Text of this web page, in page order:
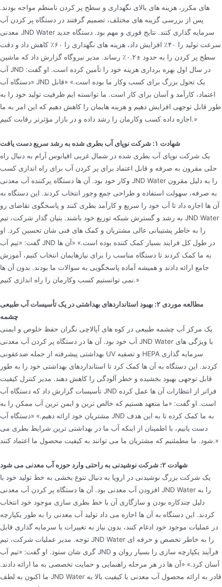
های مکرر، هزینه های بالای نگهداری و سطح پر کردن نامنظم مواجه بودند.
پس از بررسی گزینه های مختلف، تصمیم گرفتند در دستگاه پر کردن آب
معدنی JND Water سرمایه گذاری کنند. نتایج فوری و مهم بود. دستگاه جدید
سرعت تولید را ۴۰٪ افزایش داد، هزینه های نگهداری را ۶۰٪ کاهش داد و دقت
سطح پر کردن را به حدود ±۰.۲٪ رساند. مدیر نیروگاه گزارش داد که ماشین
آب JND در سال اول بهره برداری هزینه خود را تأمین کرده است. او گفت:
«دستگاه آب JND یک تحول بزرگ برای کسب وکار ما بوده است.» «قابل
اعتماد، کارآمد و آسان برای کار است. ما توانسته ایم ظرفیت تولید خود را به
طور قابل توجهی افزایش دهیم و هزینه هایمان را کاهش دهیم که این امر به ما
اجازه داده کسب وکارمان را رشد داده و در بازار مؤثرتر رقابت کنیم.»
شهادت ۱: شرکت نوپای آب بطری شده به رشد سریع دست یافت
یک شرکت نوپای آب بطری شده در شمال غربی اقیانوس آرام به دنبال راه
حلی مقرون به صرفه و قابل اعتماد برای پر کردن آب برای راه اندازی کسب
وکار خود بود. آن ها دستگاه پرکننده آب معدنی JND Water را به دلیل مقرون
به صرفه، سهولت استفاده و طراحی جمع وجور انتخاب کردند. این دستگاه به
آن ها اجازه داد تا آب خود را سریع و کارآمد بطری کنند و پاسخگوی تقاضای رو
به رشد و گسترش شبکه توزیع خود باشند. بنیان گذار شرکت، تیم JND Water
را به خاطر پشتیبانی عالی مشتریان و کمک های فنی شان تحسین کرد. او
گفت: «تیم آب JND در طول کل فرایند بسیار کمک کننده بوده است.» «آن ها
به ما کمک کردند تا دستگاه مناسب را برای نیازهایمان انتخاب کنیم، آموزش
جامع ارائه دادند و همیشه آماده پاسخگویی به سوالات ما بودند. بدون آن ها
نمی توانستیم کسب وکارمان را راه اندازی کنیم.»
مطالعه موردی ۲: بهبود استانداردهای بهداشتی در یک تأسیسات آب طبیعی
چشمه
یک مرکز آب چشمه طبیعی در کوه های آپالاچی نگران حفظ خلوص و ایمنی
آب خود بود. آن ها در دستگاه پر کردن آب معدنی JND Water با ویژگی های
بهداشتی پیشرفته از جمله ضدعفونی UV و تصفیه HEPA سرمایه گذاری
کردند. این دستگاه به آن ها کمک کرد تا استانداردهای بهداشتی خود را به طور
قابل توجهی بهبود بخشیده و خطر آلودگی را کاهش دهند. مدیر کنترل کیفیت
تأسیسات گزارش داد که دستگاه آب JND فراتر از انتظارات آن ها عمل کرده
است. او گفت: «ما متعهد هستیم که خالص ترین و ایمن ترین آب ممکن را به
مشتریان خود ارائه دهیم.» «دستگاه آب JND به ما کمک کرده تا به این هدف
دست یابیم، با اطمینان از اینکه آب ما در بهداشتی ترین شرایط بطری می
شود. ما مطمئنیم که مشتریان ما می توانند به کیفیت محصول ما اعتماد کنند.»
شهادت ۲: شرکت نوشیدنی به راحتی وارد حوزه آب معدنی می شود
یک شرکت بزرگ نوشیدنی در اروپا به دنبال تنوع بخشی به خط تولید خود با
افزودن آب معدنی بود. آن ها دستگاه پر کردن آب معدنی JND Water را به
دلیل چندکاره بودن و سازگاری آن با خط بطری سازی موجود خود انتخاب
کردند. این دستگاه به آن ها اجازه می داد تولید آب معدنی را به طور یکپارچه
در عملیات موجود خود ادغام کنند، بدون نیاز به تغییرات یا سرمایه گذاری قابل
توجه. مدیر عملیات شرکت، تیم JND Water را به خاطر تخصص و حرفه ای
گری شان ستود. او گفت: «تیم آب JND فرآیند یکپارچه سازی را بسیار روان و
آسان کرد.» «آن ها در هر مرحله راهنمایی و حمایت تخصصی به ما ارائه دادند.
ما اکنون به لطف JND Water قادر به ارائه محصول آب معدنی با کیفیت بالا به